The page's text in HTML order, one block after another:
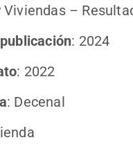
Viviendas –
: 2024
: 2022
: Decenal